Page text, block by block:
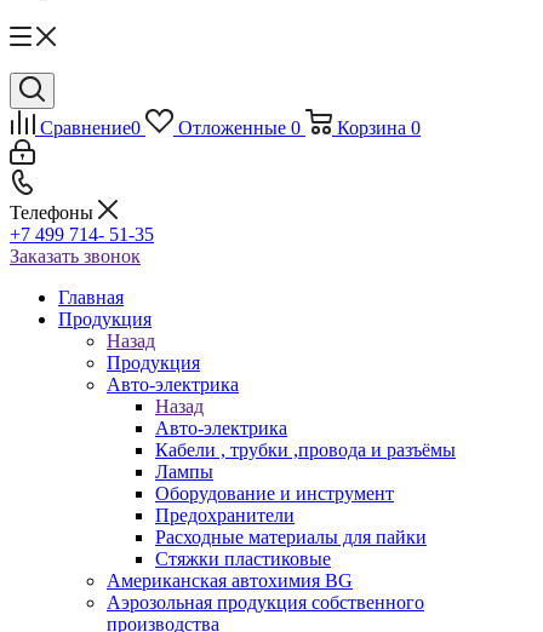
Сравнение0 Отложенные 0 Корзина 0
Телефоны
+7 499 714- 51-35
Заказать звонок
Главная
Продукция
Назад
Продукция
Авто-электрика
Назад
Авто-электрика
Кабели , трубки ,провода и разъёмы
Лампы
Оборудование и инструмент
Предохранители
Расходные материалы для пайки
Стяжки пластиковые
Американская автохимия BG
Аэрозольная продукция собственного
производства